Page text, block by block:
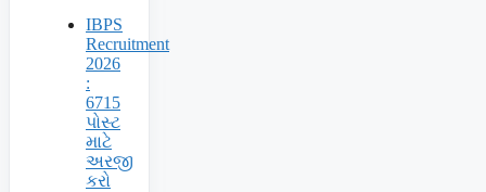
IBPS
Recruitment
2026
:
6715
પોસ્ટ
માટે
અરજી
કરો